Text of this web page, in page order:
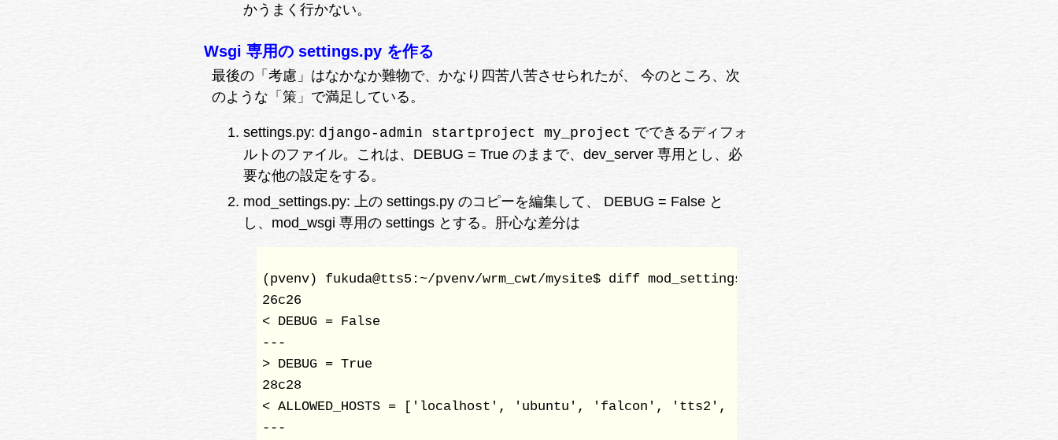
かうまく行かない。
Wsgi 専用の settings.py を作る
最後の「考慮」はなかなか難物で、かなり四苦八苦させられたが、 今のところ、次
のような「策」で満足している。
settings.py: django-admin startproject my_project でできるディフォ
ルトのファイル。これは、DEBUG = True のままで、dev_server 専用とし、必
要な他の設定をする。
mod_settings.py: 上の settings.py のコピーを編集して、 DEBUG = False と
し、mod_wsgi 専用の settings とする。肝心な差分は
(pvenv) fukuda@tts5:~/pvenv/wrm_cwt/mysite$ diff mod_settings.py settings.py
26c26
< DEBUG = False
---
> DEBUG = True
28c28
< ALLOWED_HOSTS = ['localhost', 'ubuntu', 'falcon', 'tts2', 'tts3', 'tts4', 'tts5', 'tts6']
---